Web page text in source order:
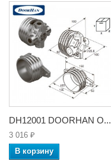
DH12001 DOORHAN О...
3 016 ₽
В корзину